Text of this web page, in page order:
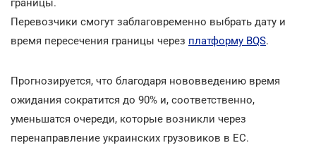
границы.
Перевозчики смогут заблаговременно выбрать дату и
время пересечения границы через платформу BQS.
Прогнозируется, что благодаря нововведению время
ожидания сократится до 90% и, соответственно,
уменьшатся очереди, которые возникли через
перенаправление украинских грузовиков в ЕС.